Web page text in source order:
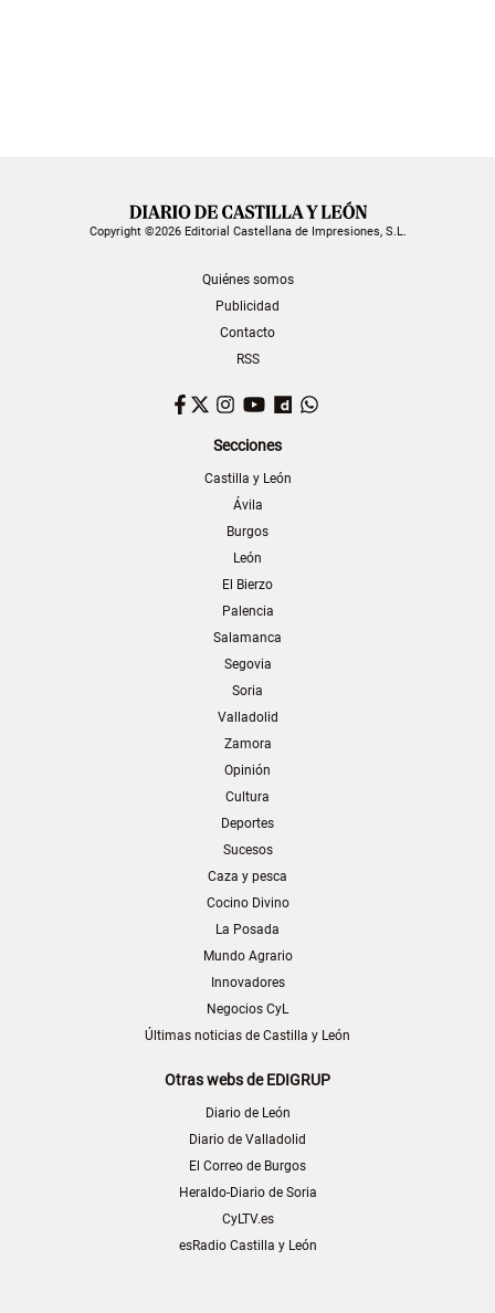
Copyright ©2026 Editorial Castellana de Impresiones, S.L.
Quiénes somos
Publicidad
Contacto
RSS
Facebook
TwitterInstagram
YouTubeDailymotion
Secciones
Castilla y León
Ávila
Burgos
León
El Bierzo
Palencia
Salamanca
Segovia
Soria
Valladolid
Zamora
Opinión
Cultura
Deportes
Sucesos
Caza y pesca
Cocino Divino
La Posada
Mundo Agrario
Innovadores
Negocios CyL
Últimas noticias de Castilla y León
Otras webs de EDIGRUP
Diario de León
Diario de Valladolid
El Correo de Burgos
Heraldo-Diario de Soria
CyLTV.es
esRadio Castilla y León